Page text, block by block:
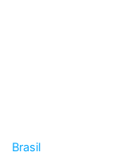
Brasil